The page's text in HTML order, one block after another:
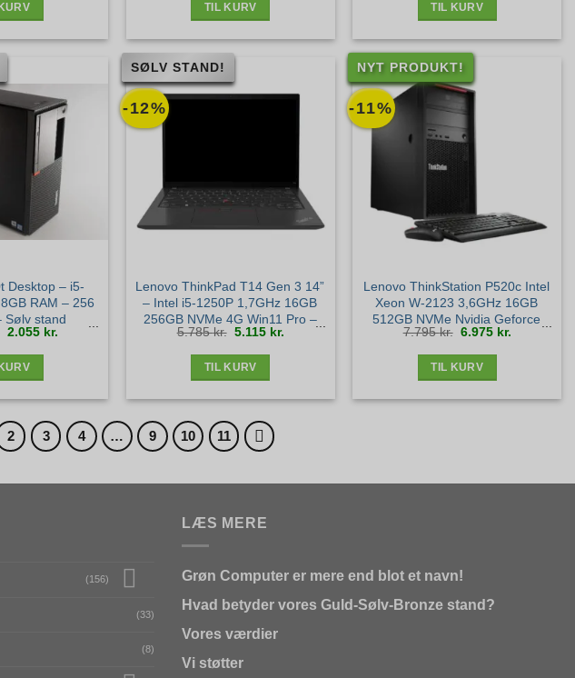
TIL KURV TIL KURV
Desktop – i5-
RAM – 256
Sølv stand
Den
oprindelige
pris
2.055 kr.aktuelle
pris
-12%
SØLV STAND!
Lenovo ThinkPad T14 Gen 3 14”
– Intel i5-1250P 1,7GHz 16GB
256GB NVMe 4G Win11 Pro –
Sølv stand
5.785kr. Den
oprindelige
pris
5.115 kr.aktuelle
pris
TIL KURV
-11%
NYT PRODUKT!
Lenovo ThinkStation P520c Intel
Xeon W-2123 3,6GHz 16GB
512GB NVMe Nvidia Geforce
RTX 2060 Win11 Pro – NYT
7.795kr. Den
oprindelige
pris
6.975 kr.aktuelle
pris
TIL KURV
2 3 4 … 9 10 11
(156)
(33)
(8)
LÆS MERE
Grøn Computer er mere end blot et navn!
Hvad betyder vores Guld-Sølv-Bronze stand?
Vores værdier
Vi støtter